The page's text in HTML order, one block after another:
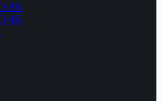
8K
4K